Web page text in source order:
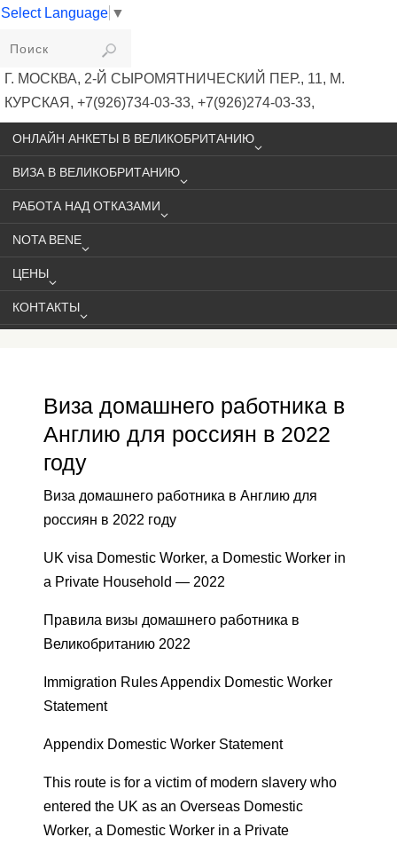
Select Language ▼
VIKIVISA
Г. МОСКВА, 2-Й СЫРОМЯТНИЧЕСКИЙ ПЕР., 11, М.
КУРСКАЯ, +7(926)734-03-33, +7(926)274-03-33,
VISA@VIKIVISA.RU
ОНЛАЙН АНКЕТЫ В ВЕЛИКОБРИТАНИЮ
ВИЗА В ВЕЛИКОБРИТАНИЮ
РАБОТА НАД ОТКАЗАМИ
NOTA BENE
ЦЕНЫ
КОНТАКТЫ
Виза домашнего работника в
Англию для россиян в 2022
году
Виза домашнего работника в Англию для
россиян в 2022 году
UK visa Domestic Worker, a Domestic Worker in
a Private Household — 2022
Правила визы домашнего работника в
Великобританию 2022
Immigration Rules Appendix Domestic Worker
Statement
Appendix Domestic Worker Statement
This route is for a victim of modern slavery who
entered the UK as an Overseas Domestic
Worker, a Domestic Worker in a Private